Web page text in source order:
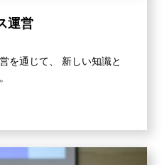
運営
を通じて、 新しい知識と